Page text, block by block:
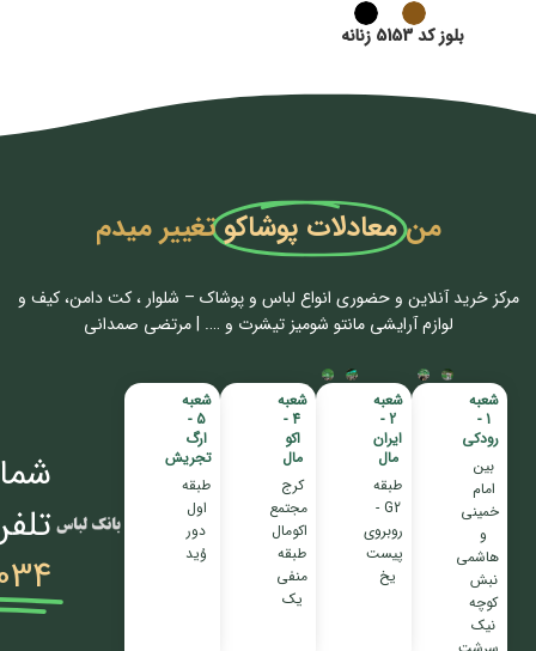
بلوز کد 5153 زنانه
منمعادلات پوشاکوتغییر میدم
مرکز خرید آنلاین و حضوری انواع لباس‌ و پوشاک – شلوار ، کت دامن، کیف و
لوازم آرایشی مانتو شومیز تیشرت و …. | مرتضی صمدانی
شعبه
1 -
رودکی
بین
امام
خمینی
و
هاشمی
نبش
کوچه
نیک
شعبه
2 -
ایران
مال
طبقه
G2 -
روبروی
پیست
یخ
شعبه
4 -
اکو
مال
کرج
مجتمع
اکومال
طبقه
منفی
یک
شعبه
5 -
ارگ
تجریش
طبقه
اول
دور
وُید